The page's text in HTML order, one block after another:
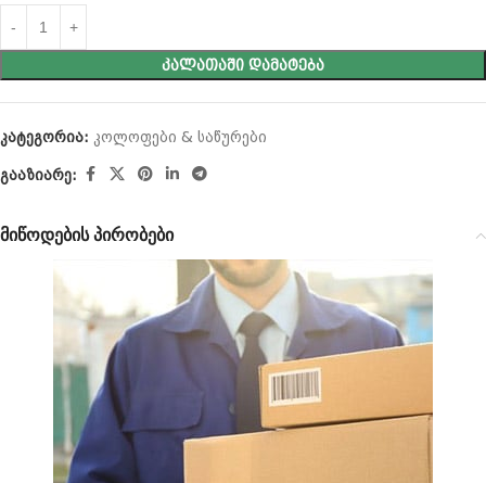
ᲙᲐᲚᲐᲗᲐᲨᲘ ᲓᲐᲛᲐᲢᲔᲑᲐ
კატეგორია: კოლოფები & საწურები
გააზიარე:
მიწოდების პირობები